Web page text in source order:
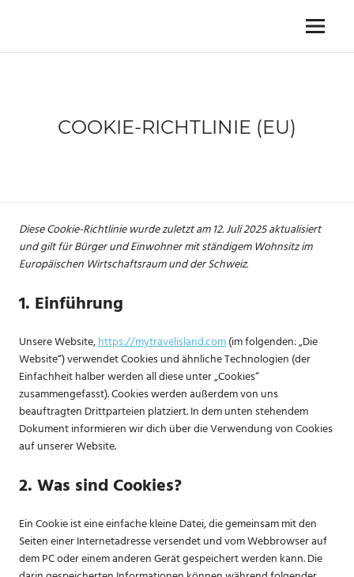
springen
Naturliebhaber
Menü
COOKIE-RICHTLINIE (EU)
Diese Cookie-Richtlinie wurde zuletzt am 12. Juli 2025 aktualisiert
und gilt für Bürger und Einwohner mit ständigem Wohnsitz im
Europäischen Wirtschaftsraum und der Schweiz.
1. Einführung
Unsere Website,https://mytravelisland.com(im folgenden: „Die
Website“) verwendet Cookies und ähnliche Technologien (der
Einfachheit halber werden all diese unter „Cookies“
zusammengefasst). Cookies werden außerdem von uns
beauftragten Drittparteien platziert. In dem unten stehendem
Dokument informieren wir dich über die Verwendung von Cookies
auf unserer Website.
2. Was sind Cookies?
Ein Cookie ist eine einfache kleine Datei, die gemeinsam mit den
Seiten einer Internetadresse versendet und vom Webbrowser auf
dem PC oder einem anderen Gerät gespeichert werden kann. Die